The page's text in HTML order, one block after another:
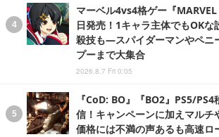
マーベル4vs4格ゲー『
日発売！1キャラ主体でもOKな
殺技も―スパイダーマンやペニ
プーまで大集合
2026.8.7 Fri 0:05
『CoD: BO』『BO2』PS5/
信！キャンペーンに加えマル
価格には不満の声あるも高速ロ